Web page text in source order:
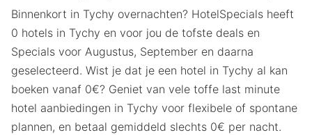
Binnenkort in Tychy overnachten? HotelSpecials heeft
0 hotels in Tychy en voor jou de tofste deals en
Specials voor Augustus, September en daarna
geselecteerd. Wist je dat je een hotel in Tychy al kan
boeken vanaf 0€? Geniet van vele toffe last minute
hotel aanbiedingen in Tychy voor flexibele of spontane
plannen, en betaal gemiddeld slechts 0€ per nacht.